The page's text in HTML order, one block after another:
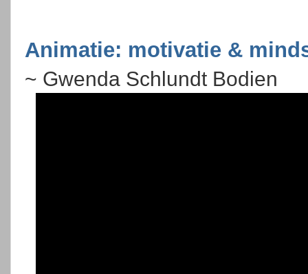
Animatie: motivatie &
~ Gwenda Schlundt Bodien